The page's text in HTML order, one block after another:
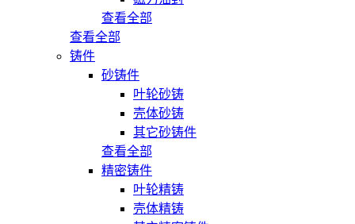
查看全部
查看全部
铸件
砂铸件
叶轮砂铸
壳体砂铸
其它砂铸件
查看全部
精密铸件
叶轮精铸
壳体精铸